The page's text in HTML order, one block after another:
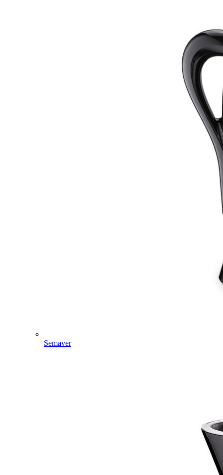
Semaver